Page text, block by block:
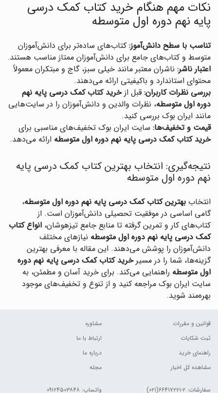
نکات مهم هنگام خرید کتاب کمک درسی
پایه نهم دوره اول متوسطه
تناسب با سطح دانش‌آموز: کتاب‌های ساده‌تر برای دانش‌آموزان
متوسط و کتاب‌های جامع برای دانش‌آموزان ممتاز مناسب هستند.
اعتبار ناشر: ناشران معتبر مانند خیلی سبز، گاج و مبتکران معمولاً
محتوای استاندارد و باکیفیتی ارائه می‌دهند.
بررسی نظرات کاربران: قبل ازخرید کتاب کمک درسی پایه نهم
دوره اول متوسطه، نظرات والدین و دانش‌آموزان را در سایت‌هایی
مانند ایران بوک بررسی کنید.
قیمت و تخفیف‌ها: سایت ایران بوک تخفیف‌های مناسبی برای
خرید کتاب کمک درسی پایه نهم دوره اول متوسطه ارائه می‌دهد.
نتیجه‌گیری: انتخاب بهترین کتاب کمک درسی پایه
نهم دوره اول متوسطه
انتخاب بهترین کتاب کمک درسی پایه نهم دوره اول متوسطه،
گامی اساسی در موفقیت تحصیلی دانش‌آموزان است. از
کتاب‌های کار و تمرین گرفته تا منابع جامع تیزهوشان، انواع کتاب
کمک درسی پایه نهم دوره اول متوسطه نیازهای مختلف
دانش‌آموزان را پوشش می‌دهند. این مقاله با معرفی بهترین
گزینه‌ها، شما را در مسیرخرید کتاب کمک درسی پایه نهم دوره
اول متوسطه راهنمایی می‌کند. برای خرید آسان و مطمئن، به
سایت ایران بوک مراجعه کنید و از تنوع و تخفیف‌های موجود
بهره‌مند شوید.
قوانین و مقررات
ثبت شکایات
راهنمای خرید
مشاهده کل اخبار
مشاوره
ارتباط با ما
درباره ما
مجله
سفارشات: ۲-۶۶۴۱۷۲۲۱(۰۲۱) واتساپ: ۰۹۱۲۴۵۰۳۸۴۸